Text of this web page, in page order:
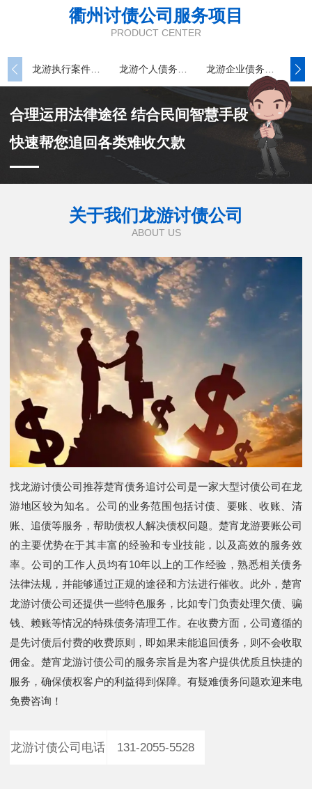
衢州讨债公司服务项目
PRODUCT CENTER
龙游执行案件处理
合理运用法律途径 结合民间智慧手段
快速帮您追回各类难收欠款
关于我们龙游讨债公司
ABOUT US
找龙游讨债公司推荐楚宵债务追讨公司是一家大型讨债公司在龙
游地区较为知名。公司的业务范围包括讨债、要账、收账、清
账、追债等服务，帮助债权人解决债权问题。楚宵龙游要账公司
的主要优势在于其丰富的经验和专业技能，以及高效的服务效
率。公司的工作人员均有10年以上的工作经验，熟悉相关债务
法律法规，并能够通过正规的途径和方法进行催收。此外，楚宵
龙游讨债公司还提供一些特色服务，比如专门负责处理欠债、骗
钱、赖账等情况的特殊债务清理工作。在收费方面，公司遵循的
是先讨债后付费的收费原则，即如果未能追回债务，则不会收取
佣金。楚宵龙游讨债公司的服务宗旨是为客户提供优质且快捷的
服务，确保债权客户的利益得到保障。有疑难债务问题欢迎来电
免费咨询！
龙游讨债公司电话 131-2055-5528